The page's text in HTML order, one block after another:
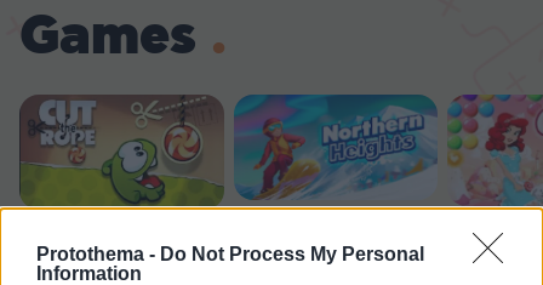
Protothema - Do Not Process My Personal
Information
Games
Candy